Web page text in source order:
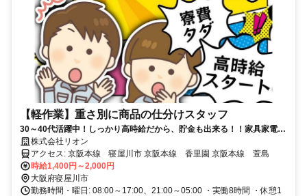
【軽作業】重さ別に商品の仕分けスタッフ
30～40代活躍中！しっかり高時給だから、貯金も出来る！！家具家電付
き寮完備寮費！！
株式会社リオン
アクセス: 京阪本線 寝屋川市 京阪本線 香里園 京阪本線 萱島
時給1,400円～2,000円
大阪府寝屋川市
勤務時間・曜日: 08:00～17:00、21:00～05:00 ・実働8時間 ・休憩1